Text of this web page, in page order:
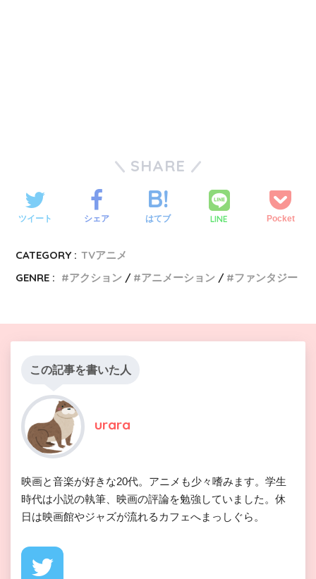
SHARE
ツイート シェア はてブ LINE Pocket
CATEGORY : TVアニメ
GENRE :
アクション アニメーション ファンタジー
この記事を書いた人
urara
映画と音楽が好きな20代。アニメも少々嗜みます。学生
時代は小説の執筆、映画の評論を勉強していました。休
日は映画館やジャズが流れるカフェへまっしぐら。